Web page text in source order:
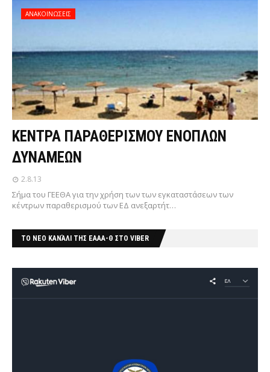
ΑΝΑΚΟΙΝΩΣΕΙΣ
ΚΕΝΤΡΑ ΠΑΡΑΘΕΡΙΣΜΟΥ ΕΝΟΠΛΩΝ
ΔΥΝΑΜΕΩΝ
2.8.13
Σήμα του ΓΕΕΘΑ για την χρήση των των εγκαταστάσεων των
κέντρων παραθερισμού των ΕΔ ανεξαρτήτ…
ΤΟ ΝΕΟ ΚΑΝΆΛΙ ΤΗΣ ΕΑΑΑ-Θ ΣΤΟ VIBER